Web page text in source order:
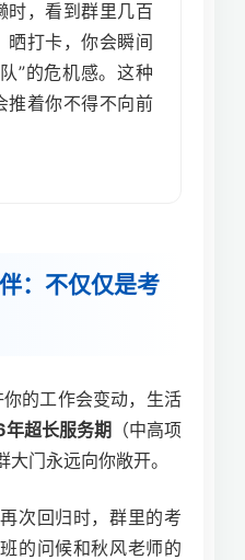
时，看到群里几百
晒打卡，你会瞬间
”的危机感。这种
推着你不得不向前
：不仅仅是考
的工作会变动，生活
年超长服务期 （中高项
门永远向你敞开。
次回归时，群里的考
的问候和秋风老师的